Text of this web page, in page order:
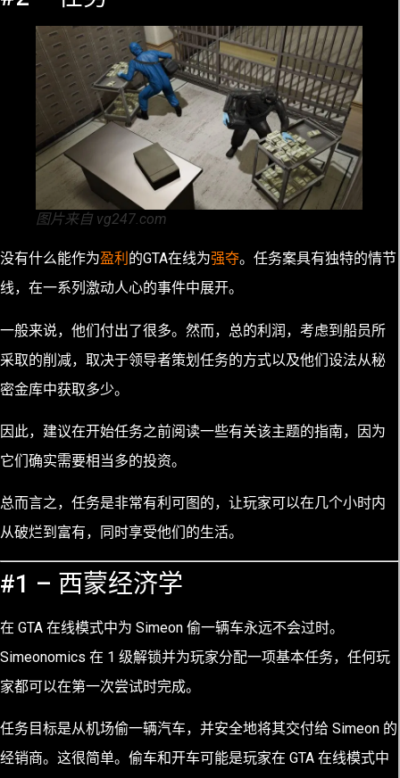
图片来自 vg247.com
没有什么能作为盈利 的GTA在线为强夺。任务案具有独特的情节
线，在一系列激动人心的事件中展开。
一般来说，他们付出了很多。然而，总的利润，考虑到船员所
采取的削减，取决于领导者策划任务的方式以及他们设法从秘
密金库中获取多少。
因此，建议在开始任务之前阅读一些有关该主题的指南，因为
它们确实需要相当多的投资。
总而言之，任务是非常有利可图的，让玩家可以在几个小时内
从破烂到富有，同时享受他们的生活。
#1 – 西蒙经济学
在 GTA 在线模式中为 Simeon 偷一辆车永远不会过时。
Simeonomics 在 1 级解锁并为玩家分配一项基本任务，任何玩
家都可以在第一次尝试时完成。
任务目标是从机场偷一辆汽车，并安全地将其交付给 Simeon 的
经销商。这很简单。偷车和开车可能是玩家在 GTA 在线模式中